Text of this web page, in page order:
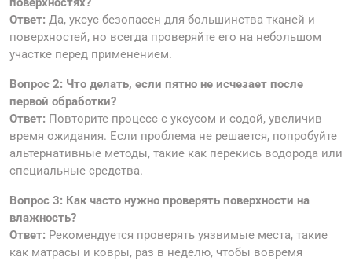
Ответ: Да, уксус безопасен для большинства тканей и
поверхностей, но всегда проверяйте его на небольшом
участке перед применением.
Вопрос 2: Что делать, если пятно не исчезает после
первой обработки?
Ответ: Повторите процесс с уксусом и содой, увеличив
время ожидания. Если проблема не решается, попробуйте
альтернативные методы, такие как перекись водорода или
специальные средства.
Вопрос 3: Как часто нужно проверять поверхности на
влажность?
Ответ: Рекомендуется проверять уязвимые места, такие
как матрасы и ковры, раз в неделю, чтобы вовремя